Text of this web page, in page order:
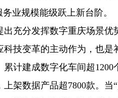
业规模能级跃上新台阶。
出充分发挥数字重庆场景优
技变革的主动作为，也是
计建成数字化车间超1200
架数据产品超7800款。当